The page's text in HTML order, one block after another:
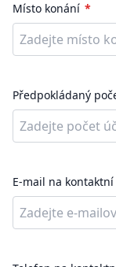
Místo konání
Předpokládaný
E-mail na